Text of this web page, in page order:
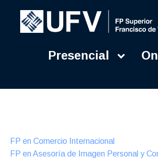
Presencial
Presencial
FP en Comercio Internacional
FP en Asesoría de Imagen Personal y